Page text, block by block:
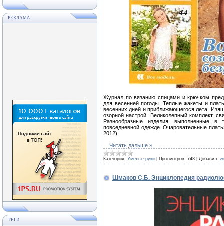
РЕКЛАМА
ТЕГИ
Журнал по вязанию спицами и крючком
для весенней погоды. Теплые жакеты и
весенних дней и приближающегося лета.
озорной настрой. Великолепный комплект,
Разнообразные изделия, выполненные в
повседневной одежде. Очаровательные
2012)
Читать дальше »
Категория: Умелые руки Просмотров: 743 Добавил:
Шмаков С.Б. Энциклопедия